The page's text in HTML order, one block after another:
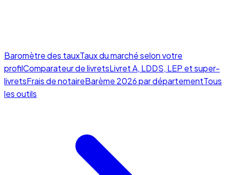
Baromètre des tauxTaux du marché selon votre
profilComparateur de livretsLivret A, LDDS, LEP et super-
livretsFrais de notaireBarème 2026 par départementTous
les outils